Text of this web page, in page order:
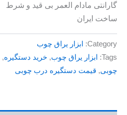
گارانتی مادام العمر بی قید و شرط
ساخت ایران
Category:
ابزار یراق چوب
Tags:
ابزار یراق چوب, خرید دستگیره,
چوبی, قیمت دستگیره درب چوبی